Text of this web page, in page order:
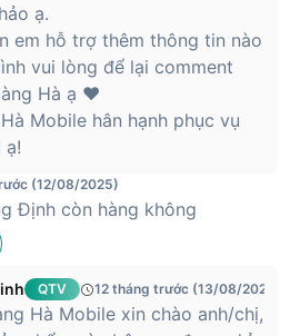
ạ.
em hỗ trợ thêm thông tin nào
vui lòng để lại comment
Hà ạ ❤️
Mobile hân hạnh phục vụ
ạ!
(12/08/2025)
Định còn hàng không
QTV 12 tháng trước (13/08/2025)
Hà Mobile xin chào anh/chị,